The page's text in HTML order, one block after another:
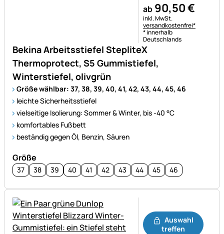
Bekina Arbeitsstiefel StepliteX
Thermoprotect, S5 Gummistiefel,
Winterstiefel, olivgrün
Größe wählbar: 37, 38, 39, 40, 41, 42, 43, 44, 45, 46
leichte Sicherheitsstiefel
vielseitige Isolierung: Sommer & Winter, bis -40 °C
komfortables Fußbett
beständig gegen Öl, Benzin, Säuren
Größe
37 38 39 40 41 42 43 44 45 46
ab 90,50€
Steuerhinweis:
inkl. MwSt.
versandkostenfrei*
* innerhalb
Deutschlands
Auswahl
treffen